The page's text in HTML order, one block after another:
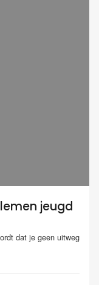
jeugd
dat je geen uitweg